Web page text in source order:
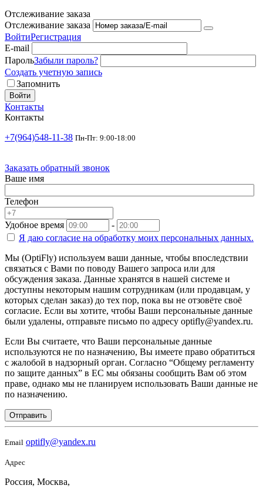
Отслеживание заказа
Отслеживание заказа
ВойтиРегистрация
E-mail
ПарольЗабыли пароль?
Создать учетную запись
Запомнить
Войти
Контакты
Контакты
+7(964)548-11-38 Пн-Пт: 9:00-18:00
Заказать обратный звонок
Ваше имя
Телефон
Удобное время
-
Я даю согласие на обработку моих персональных данных.
Мы (OptiFly) используем ваши данные, чтобы впоследствии
связаться с Вами по поводу Вашего запроса или для
обсуждения заказа. Данные хранятся в нашей системе и
доступны некоторым нашим сотрудникам (или продавцам, у
которых сделан заказ) до тех пор, пока вы не отзовёте своё
согласие. Если вы хотите, чтобы Ваши персональные данные
были удалены, отправьте письмо по адресу optifly@yandex.ru.
Если Вы считаете, что Ваши персональные данные
используются не по назначению, Вы имеете право обратиться
с жалобой в надзорный орган. Согласно “Общему регламенту
по защите данных” в ЕС мы обязаны сообщить Вам об этом
праве, однако мы не планируем использовать Ваши данные не
по назначению.
Отправить
Email optifly@yandex.ru
Адрес
Россия, Москва,